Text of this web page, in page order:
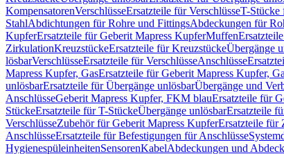
KompensatorenVerschlüsseErsatzteile für VerschlüsseT-Stücke
StahlAbdichtungen für Rohre und FittingsAbdeckungen für
KupferErsatzteile für Geberit Mapress KupferMuffen
ZirkulationKreuzstückeErsatzteile für KreuzstückeÜbergänge
lösbarVerschlüsseErsatzteile für VerschlüsseAnschlüsse
Mapress Kupfer, GasErsatzteile für Geberit Mapress Kupfer,
unlösbarErsatzteile für Übergänge unlösbarÜbergänge und
AnschlüsseGeberit Mapress Kupfer, FKM blauErsatzteile für
StückeErsatzteile für T-StückeÜbergänge unlösbarErsatzteile
VerschlüsseZubehör für Geberit Mapress KupferErsatzteile für
AnschlüsseErsatzteile für Befestigungen für Anschlüsse
HygienespüleinheitenSensorenKabelAbdeckungen und